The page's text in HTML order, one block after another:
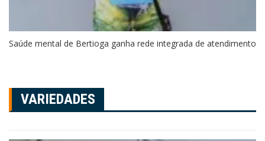
Saúde mental de Bertioga ganha rede integrada de atendimento
VARIEDADES